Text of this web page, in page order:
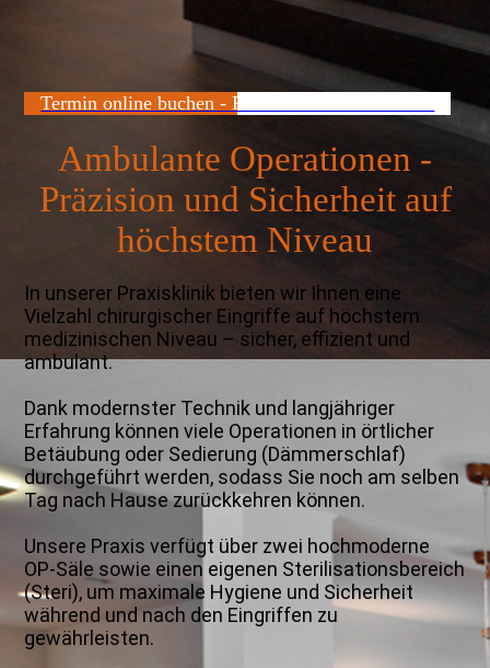
Termin online buchen - Praxisklinik in Weinheim
Ambulante Operationen -
Präzision und Sicherheit auf
höchstem Niveau
In unserer Praxisklinik bieten wir Ihnen eine
Vielzahl chirurgischer Eingriffe auf höchstem
medizinischen Niveau – sicher, effizient und
ambulant.
Dank modernster Technik und langjähriger
Erfahrung können viele Operationen in örtlicher
Betäubung oder Sedierung (Dämmerschlaf)
durchgeführt werden, sodass Sie noch am selben
Tag nach Hause zurückkehren können.
Unsere Praxis verfügt über zwei hochmoderne
OP-Säle sowie einen eigenen Sterilisationsbereich
(Steri), um maximale Hygiene und Sicherheit
während und nach den Eingriffen zu
gewährleisten.